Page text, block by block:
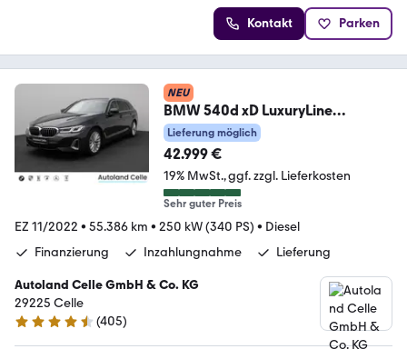
Kontakt Parken
NEU
BMW 540d xD LuxuryLine
Panorama Laser Kamera HUD H/K
Lieferung möglich
42.999 €
19% MwSt. ggf. zzgl. Lieferkosten
Sehr guter Preis
EZ 11/2022 • 55.386 km • 250 kW (340 PS) • Diesel
Finanzierung
Inzahlungnahme Lieferung
Autoland Celle GmbH & Co. KG
29225 Celle
4.4 Sterne
(405)